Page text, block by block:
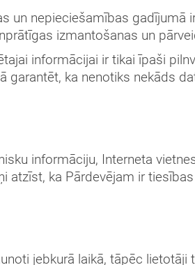
un nepieciešamības gadījumā
izmantošanas un
informācijai ir tikai īpaši
garantēt, ka nenotiks nekāds
informāciju, Interneta
atzīst, ka Pārdevējam ir
jebkurā laikā, tāpēc lietotāji